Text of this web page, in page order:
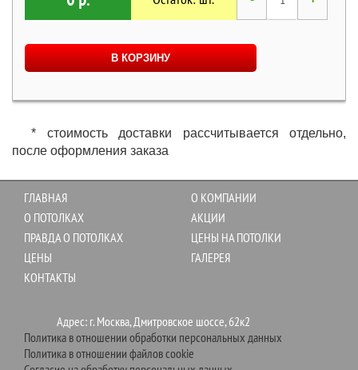
В КОРЗИНУ
* стоимость доставки рассчитывается отдельно,
после оформления заказа
ГЛАВНАЯ
О КОМПАНИИ
О ПОТОЛКАХ
АКЦИИ
ПРАВДА О ПОТОЛКАХ
ЦЕНЫ НА ПОТОЛКИ
ЦЕНЫ
ГАЛЕРЕЯ
КОНТАКТЫ
Адрес: г. Москва, Дмитровское шоссе, 62к2
Политика в отношении обработки персональных данных
Политика в отношении файлов cookie